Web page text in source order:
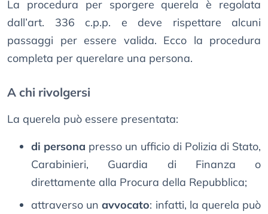
La procedura per sporgere querela è regolata
dall’art. 336 c.p.p. e deve rispettare alcuni
passaggi per essere valida. Ecco la procedura
completa per querelare una persona.
A chi rivolgersi
La querela può essere presentata:
di persona presso un ufficio di Polizia di Stato,
Carabinieri, Guardia di Finanza o
direttamente alla Procura della Repubblica;
attraverso unavvocato: infatti, la querela può